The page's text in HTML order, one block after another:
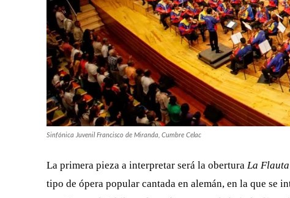
Sinfónica Juvenil Francisco de Miranda, Cumbre Celac
La primera pieza a interpretar será la obertura La
tipo de ópera popular cantada en alemán, en la que se